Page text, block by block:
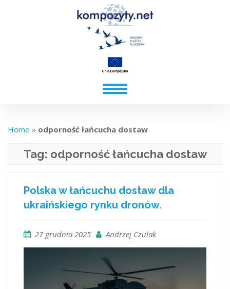
Home » odporność łańcucha dostaw
Tag: odporność łańcucha dostaw
Polska w łańcuchu dostaw dla
ukraińskiego rynku dronów.
27 grudnia 2025 Andrzej Czulak